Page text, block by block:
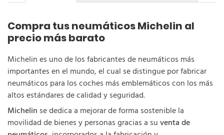
Compra tus neumáticos Michelin al
precio más barato
Michelin es uno de los fabricantes de neumáticos más
importantes en el mundo, el cual se distingue por fabricar
neumáticos para los coches más emblemáticos con los más
altos estándares de calidad y seguridad.
Michelin se dedica a mejorar de forma sostenible la
movilidad de bienes y personas gracias a suventa de